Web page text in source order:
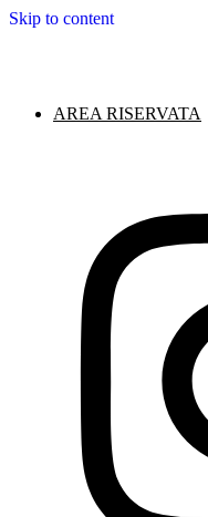
Skip to content
AREA RISERVATA